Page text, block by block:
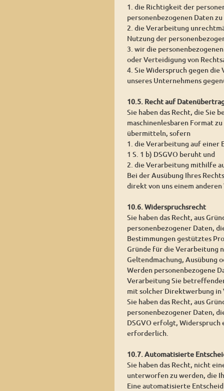
1. die Richtigkeit der
personenbezogenen Daten
2. die Verarbeitung
Nutzung der
3. wir die
oder Verteidigung von
4. Sie Widerspruch gegen
unseres Unternehmens
10.5. Recht auf
Sie haben das Recht, die Sie
maschinenlesbaren Format
übermitteln, sofern
1. die Verarbeitung auf einer
1 S. 1 b) DSGVO beruht und
2. die Verarbeitung mithilfe
Bei der Ausübung Ihres
direkt von uns einem
10.6. Widerspruchsrecht
Sie haben das Recht, aus
personenbezogener Daten,
Bestimmungen gestütztes
Gründe für die Verarbeitung
Geltendmachung, Ausübung
Werden personenbezogene
Verarbeitung Sie
mit solcher Direktwerbung in
Sie haben das Recht, aus
personenbezogener Daten,
DSGVO erfolgt,
erforderlich.
10.7. Automatisierte
Sie haben das Recht, nicht
unterworfen zu werden, die
Eine automatisierte